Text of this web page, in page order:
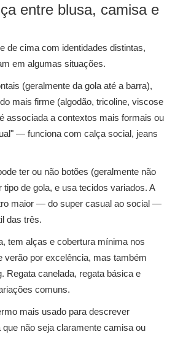
entre blusa, camisa e
de cima com identidades distintas,
em algumas situações.
(geralmente da gola até a barra),
mais firme (algodão, tricoline, viscose
associada a contextos mais formais ou
— funciona com calça social, jeans
ter ou não botões (geralmente não
tipo de gola, e usa tecidos variados. A
maior — do super casual ao social —
das três.
tem alças e cobertura mínima nos
verão por excelência, mas também
Regata canelada, regata básica e
comuns.
mais usado para descrever
não seja claramente camisa ou